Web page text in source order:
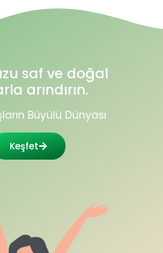
saf ve doğal
arındırın.
Büyülü Dünyası
Keşfet